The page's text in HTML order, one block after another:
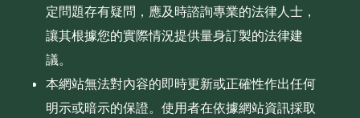
定問題存有疑問，應及時諮詢專業的法律人士，
讓其根據您的實際情況提供量身訂製的法律建
議。
本網站無法對內容的即時更新或正確性作出任何
明示或暗示的保證。使用者在依據網站資訊採取